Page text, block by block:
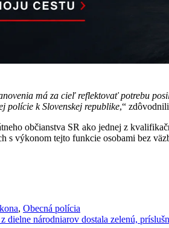
má za cieľ reflektovať potrebu
polície k Slovenskej republike,“
občianstva SR ako jednej z
s výkonom tejto funkcie osobami bez
, Obecná polícia
dielne národniarov dostala zelenú,